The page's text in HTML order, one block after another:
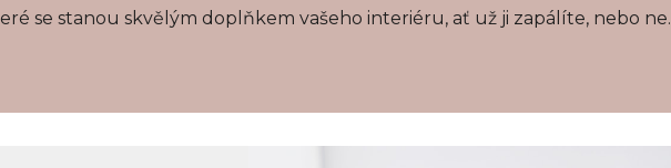
se stanou skvělým doplňkem vašeho interiéru, ať už ji zapálíte, nebo ne.